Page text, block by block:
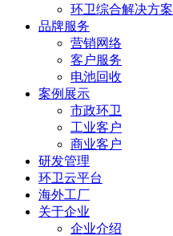
环卫综合解决方案
品牌服务
营销网络
客户服务
电池回收
案例展示
市政环卫
工业客户
商业客户
研发管理
环卫云平台
海外工厂
关于企业
企业介绍